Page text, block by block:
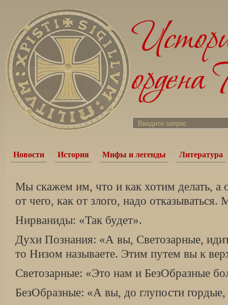
Новости История Мифы и легенды Литература
Мы скажем им, что и как хотим делать, а
от чего, как от злого, надо
Нирваниды: «Так будет».
Духи Познания: «А вы, Светозарные,
то Низом называете. Этим путем вы к
Светозарные: «Это нам и БезОбразные
БезОбразные: «А вы, до глупости